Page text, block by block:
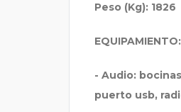
Peso (Kg): 1826
EQUIPAMIENTO:
- Audio:
puerto usb,